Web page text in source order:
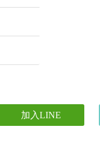
加入LINE